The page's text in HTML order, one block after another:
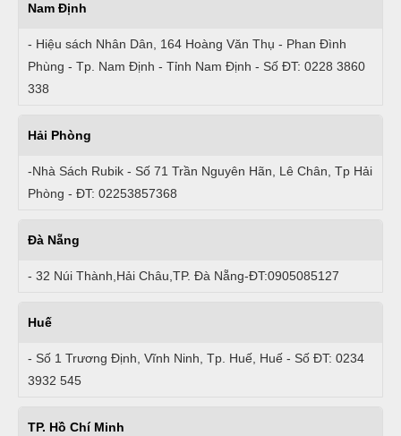
Nam Định
- Hiệu sách Nhân Dân, 164 Hoàng Văn Thụ - Phan Đình
Phùng - Tp. Nam Định - Tỉnh Nam Định - Số ĐT: 0228 3860
338
Hải Phòng
-Nhà Sách Rubik - Số 71 Trần Nguyên Hãn, Lê Chân, Tp Hải
Phòng - ĐT: 02253857368
Đà Nẵng
- 32 Núi Thành,Hải Châu,TP. Đà Nẵng-ĐT:0905085127
Huế
- Số 1 Trương Định, Vĩnh Ninh, Tp. Huế, Huế - Số ĐT: 0234
3932 545
TP. Hồ Chí Minh